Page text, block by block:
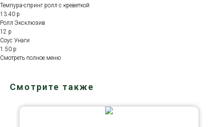
Темпура-спринг ролл с креветкой
13.40 р
Ролл Эксклюзив
12 р
Соус Унаги
1.50 р
Смотреть полное меню
Смотрите также